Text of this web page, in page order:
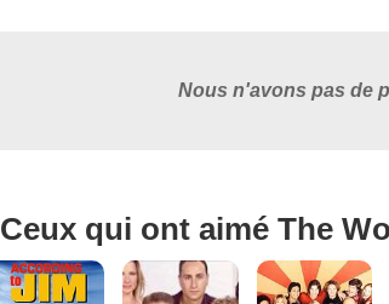
Nous n'avons pas de
Ceux qui ont aimé The